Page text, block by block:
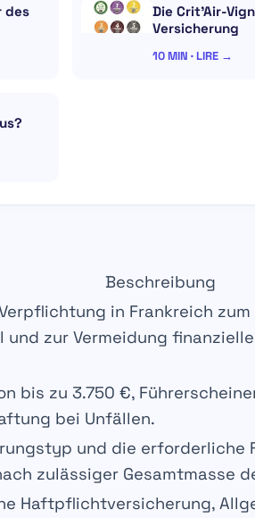
des
Die Crit’Air-
Versicherung
10 MIN · LIRE →
Beschreibung
in Frankreich
und zur Vermeidung
bis zu 3.750 €,
bei Unfällen.
und die erforderliche
zulässiger Gesamtmasse
Haftpflichtversicherung,